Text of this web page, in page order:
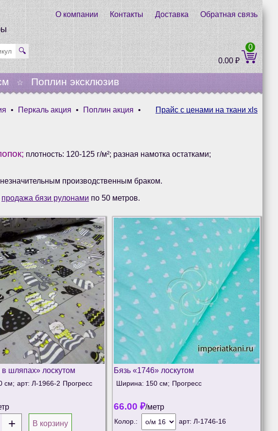
О компании Контакты Доставка
Обратная связь
🔍
0.00₽
0
☆ Поплин эксклюзив
• Перкаль акция • Поплин акция • Прайс с ценами на ткани xls
плотность: 120-125 г/м²; разная намотка остатками;
производственным браком.
продажа бязи рулонами по 50 метров.
в шляпах» лоскутом
см; арт: Л-1966-2 Прогресс
В корзину
Бязь «1746» лоскутом
Ширина: 150 см; Прогресс
66.00 ₽/метр
Колор.: арт: Л-1746-16